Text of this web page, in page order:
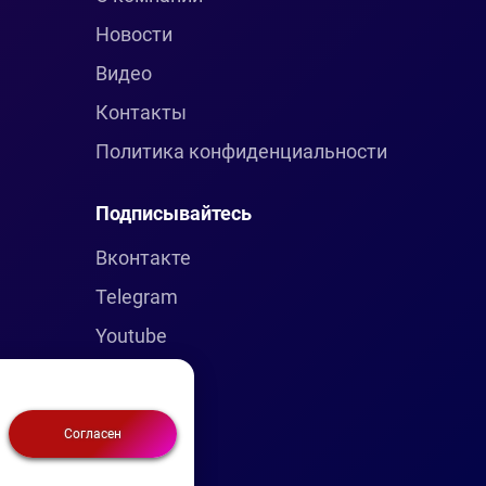
Новости
Видео
Контакты
Политика конфиденциальности
Подписывайтесь
Вконтакте
Telegram
Youtube
Согласен